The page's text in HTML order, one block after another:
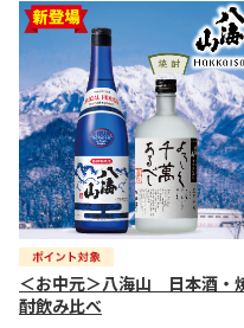
＜お中元＞八海山 日本酒・
酎飲み比べ